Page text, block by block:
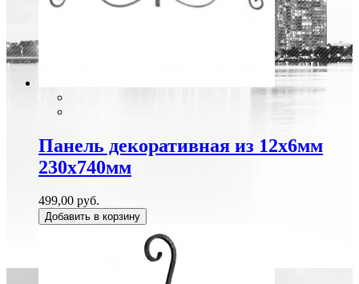
Панель декоративная из 12х6мм
230х740мм
499,00 руб.
Добавить в корзину